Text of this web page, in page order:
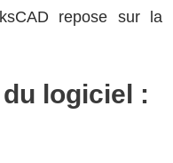
repose sur la
logiciel :